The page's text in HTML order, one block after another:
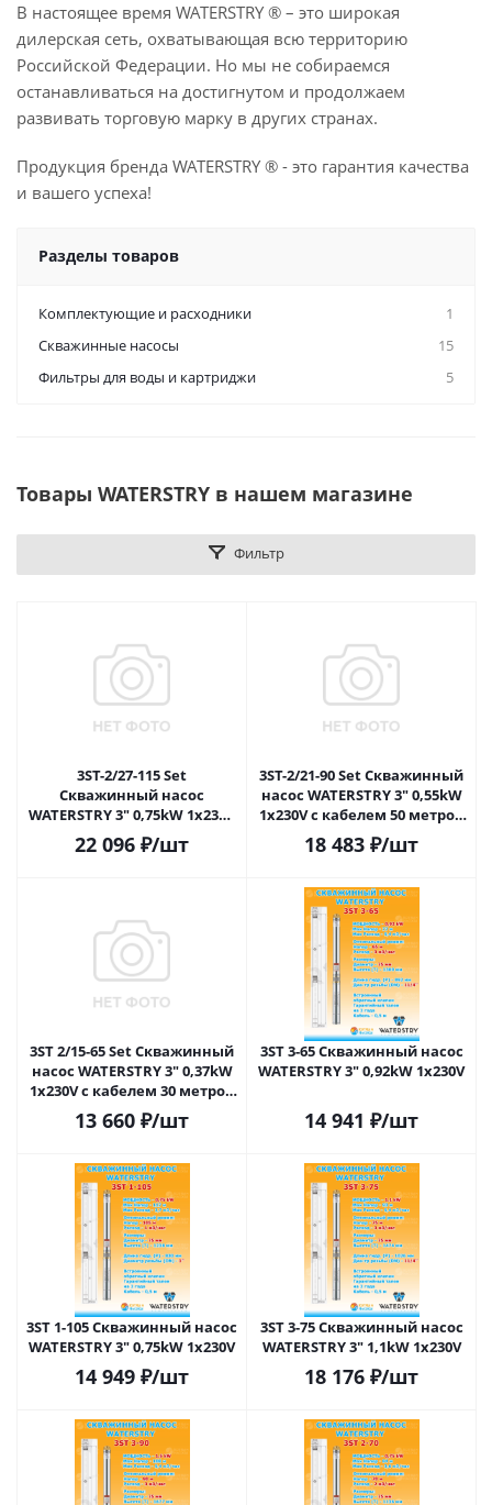
В настоящее время WATERSTRY ® – это широкая
дилерская сеть, охватывающая всю территорию
Российской Федерации. Но мы не собираемся
останавливаться на достигнутом и продолжаем
развивать торговую марку в других странах.
Продукция бренда WATERSTRY ® - это гарантия качества
и вашего успеха!
Разделы товаров
Комплектующие и расходники
1
Скважинные насосы
15
Фильтры для воды и картриджи
5
Товары WATERSTRY в нашем магазине
Фильтр
3ST-2/27-115 Set
Скважинный насос
WATERSTRY 3" 0,75kW 1х230V
с кабелем 65 метров 3*1.5
22 096 ₽/шт
3ST-2/21-90 Set Скважинный
насос WATERSTRY 3" 0,55kW
1х230V с кабелем 50 метров
3*1.2
18 483 ₽/шт
3ST 2/15-65 Set Скважинный
насос WATERSTRY 3" 0,37kW
1х230V с кабелем 30 метров
3*0.6
13 660 ₽/шт
3ST 3-65 Скважинный насос
WATERSTRY 3" 0,92kW 1х230V
14 941 ₽/шт
3ST 1-105 Скважинный насос
WATERSTRY 3" 0,75kW 1х230V
14 949 ₽/шт
3ST 3-75 Скважинный насос
WATERSTRY 3" 1,1kW 1х230V
18 176 ₽/шт